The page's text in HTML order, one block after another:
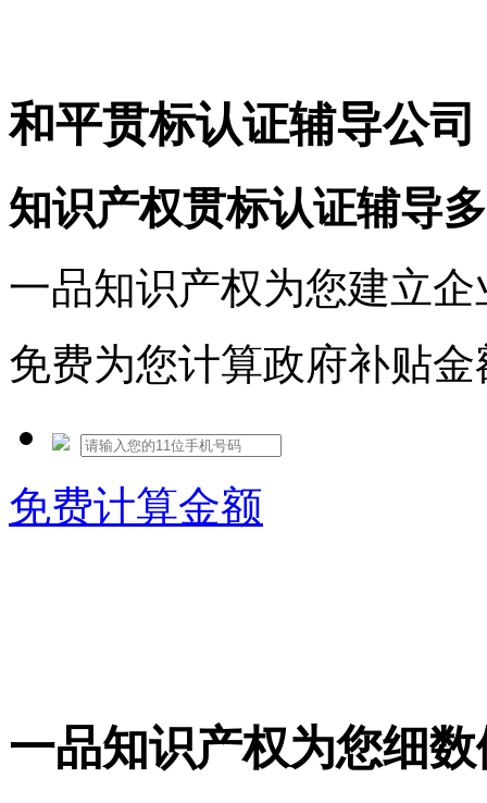
和平贯标认证辅导公司
知识产权贯标认证辅导
一品知识产权为您建立
免费为您计算政府补贴
免费计算金额
一品知识产权为您细